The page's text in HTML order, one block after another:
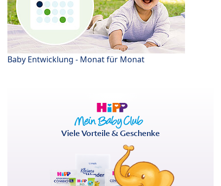
Baby Entwicklung - Monat für Monat
Viele Vorteile & Geschenke